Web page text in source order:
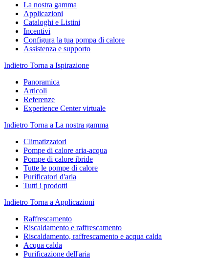
La nostra gamma
Applicazioni
Cataloghi e Listini
Incentivi
Configura la tua pompa di calore
Assistenza e supporto
Indietro Torna a Ispirazione
Panoramica
Articoli
Referenze
Experience Center virtuale
Indietro Torna a La nostra gamma
Climatizzatori
Pompe di calore aria-acqua
Pompe di calore ibride
Tutte le pompe di calore
Purificatori d'aria
Tutti i prodotti
Indietro Torna a Applicazioni
Raffrescamento
Riscaldamento e raffrescamento
Riscaldamento, raffrescamento e acqua calda
Acqua calda
Purificazione dell'aria